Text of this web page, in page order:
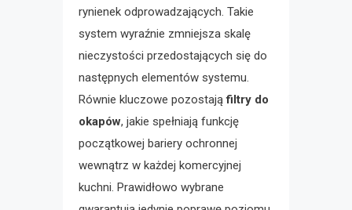
rynienek odprowadzających. Takie
system wyraźnie zmniejsza skalę
nieczystości przedostających się do
następnych elementów systemu.
Równie kluczowe pozostająfiltry do
okapów, jakie spełniają funkcję
początkowej bariery ochronnej
wewnątrz w każdej komercyjnej
kuchni. Prawidłowo wybrane